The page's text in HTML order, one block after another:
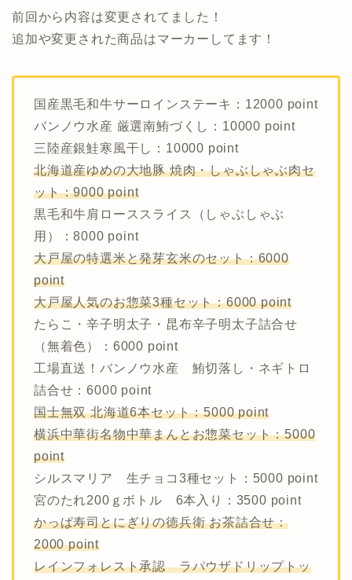
前回から内容は変更されてました！
追加や変更された商品はマーカーしてます！
国産黒毛和牛サーロインステーキ：12000 point
バンノウ水産 厳選南鮪づくし：10000 point
三陸産銀鮭寒風干し：10000 point
北海道産ゆめの大地豚 焼肉・しゃぶしゃぶ肉セ
ット：9000 point
黒毛和牛肩ローススライス（しゃぶしゃぶ
用）：8000 point
大戸屋の特選米と発芽玄米のセット：6000
point
大戸屋人気のお惣菜3種セット：6000 point
たらこ・辛子明太子・昆布辛子明太子詰合せ
（無着色）：6000 point
工場直送！バンノウ水産 鮪切落し・ネギトロ
詰合せ：6000 point
国士無双 北海道6本セット：5000 point
横浜中華街名物中華まんとお惣菜セット：5000
point
シルスマリア 生チョコ3種セット：5000 point
宮のたれ200ｇボトル 6本入り：3500 point
かっぱ寿司とにぎりの徳兵衛 お茶詰合せ：
2000 point
レインフォレスト承認 ラパウザドリップトッ